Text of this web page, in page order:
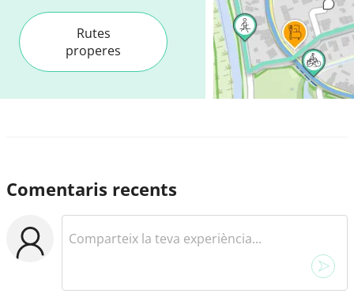
Rutes
properes
Comentaris recents